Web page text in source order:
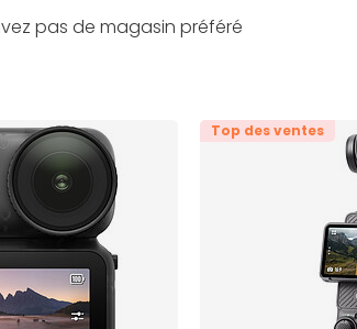
pas de magasin préféré
Top des ventes